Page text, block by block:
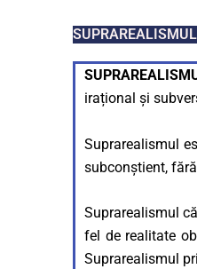
irațional și
Suprarealismul
subconștient,
Suprarealismul
fel de realitate
Suprarealismul